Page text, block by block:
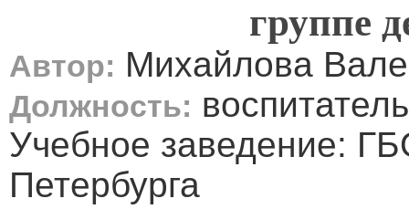
группе
Автор: Михайлова
Должность: воспитатель
Учебное заведение:
Петербурга